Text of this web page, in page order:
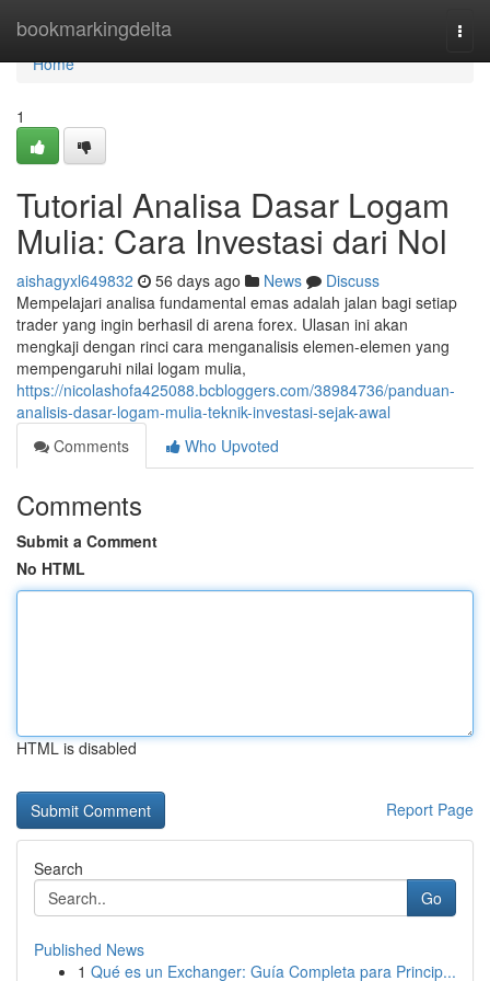
bookmarkingdelta
Home
Home
1
Tutorial Analisa Dasar Logam
Mulia: Cara Investasi dari Nol
aishagyxl649832 56 days ago News
Discuss
Mempelajari analisa fundamental emas adalah jalan bagi setiap
trader yang ingin berhasil di arena forex. Ulasan ini akan
mengkaji dengan rinci cara menganalisis elemen-elemen yang
mempengaruhi nilai logam mulia,
https://nicolashofa425088.bcbloggers.com/38984736/panduan-
analisis-dasar-logam-mulia-teknik-investasi-sejak-awal
Comments
Who Upvoted
Comments
Submit a Comment
No HTML
HTML is disabled
Report Page
Search
Go
Published News
1 Qué es un Exchanger: Guía Completa para Princip...